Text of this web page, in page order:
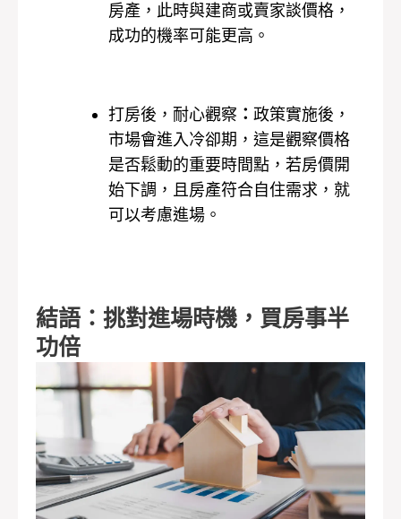
房產，此時與建商或賣家談價格，
成功的機率可能更高。
打房後，耐心觀察 ： 政策實施後，
市場會進入冷卻期，這是觀察價格
是否鬆動的重要時間點，若房價開
始下調，且房產符合自住需求，就
可以考慮進場。
結語：挑對進場時機，買房事半
功倍